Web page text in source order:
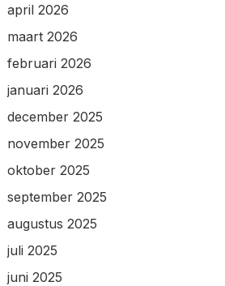
april 2026
maart 2026
februari 2026
januari 2026
december 2025
november 2025
oktober 2025
september 2025
augustus 2025
juli 2025
juni 2025